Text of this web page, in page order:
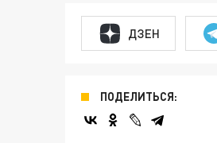
ДЗЕН
ПОДЕЛИТЬСЯ: